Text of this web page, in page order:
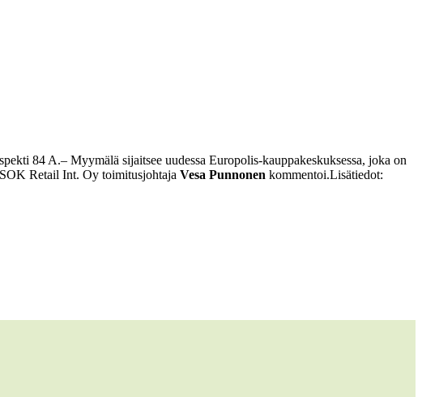
84 A.‒ Myymälä sijaitsee uudessa Europolis-kauppakeskuksessa, joka on
Retail Int. Oy toimitusjohtaja Vesa Punnonen kommentoi.Lisätiedot: